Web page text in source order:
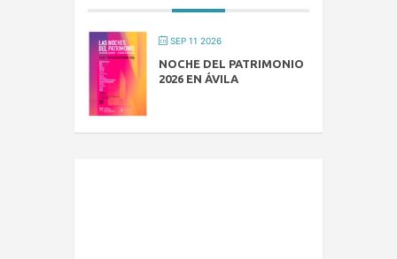
SEP 11 2026
NOCHE DEL PATRIMONIO
2026 EN ÁVILA